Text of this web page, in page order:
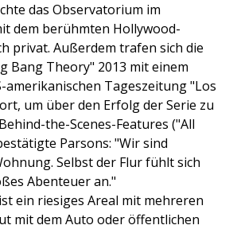
das Observatorium im
dem berühmten Hollywood-
privat. Außerdem trafen sich die
Bang Theory" 2013 mit einem
amerikanischen Tageszeitung "Los
um über den Erfolg der Serie zu
the-Scenes-Features ("All
Parsons: "Wir sind
Selbst der Flur fühlt sich
Abenteuer an."
ein riesiges Areal mit mehreren
mit dem Auto oder öffentlichen